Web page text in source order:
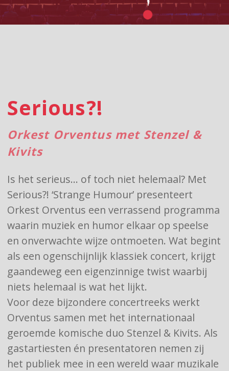
Serious?!
Orkest Orventus met Stenzel &
Kivits
Is het serieus… of toch niet helemaal? Met
Serious?! ‘Strange Humour’ presenteert
Orkest Orventus een verrassend programma
waarin muziek en humor elkaar op speelse
en onverwachte wijze ontmoeten. Wat begint
als een ogenschijnlijk klassiek concert, krijgt
gaandeweg een eigenzinnige twist waarbij
niets helemaal is wat het lijkt.
Voor deze bijzondere concertreeks werkt
Orventus samen met het internationaal
geroemde komische duo Stenzel & Kivits. Als
gastartiesten én presentatoren nemen zij
het publiek mee in een wereld waar muzikale